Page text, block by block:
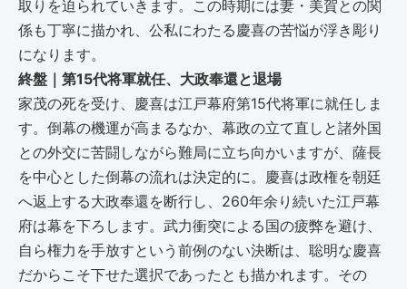
取りを迫られていきます。この時期には妻・美賀との関
係も丁寧に描かれ、公私にわたる慶喜の苦悩が浮き彫り
になります。
終盤｜第15代将軍就任、大政奉還と退場
家茂の死を受け、慶喜は江戸幕府第15代将軍に就任しま
す。倒幕の機運が高まるなか、幕政の立て直しと諸外国
との外交に苦闘しながら難局に立ち向かいますが、薩長
を中心とした倒幕の流れは決定的に。慶喜は政権を朝廷
へ返上する大政奉還を断行し、260年余り続いた江戸幕
府は幕を下ろします。武力衝突による国の疲弊を避け、
自ら権力を手放すという前例のない決断は、聡明な慶喜
だからこそ下せた選択であったとも描かれます。その